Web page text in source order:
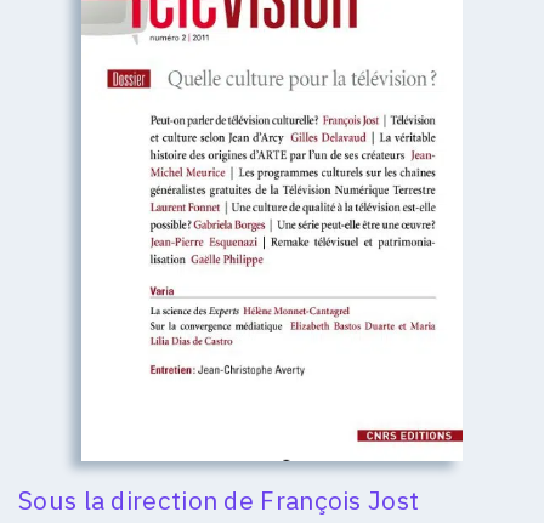
Sous la direction de François Jost